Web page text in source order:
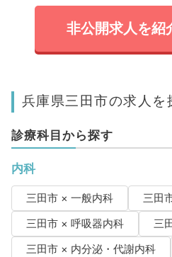
非公開求人を紹
兵庫県三田市の求人を
診療科目から探す
内科
三田市 × 一般内科
三田
三田市 × 呼吸器内科
三
三田市 × 内分泌・代謝内科